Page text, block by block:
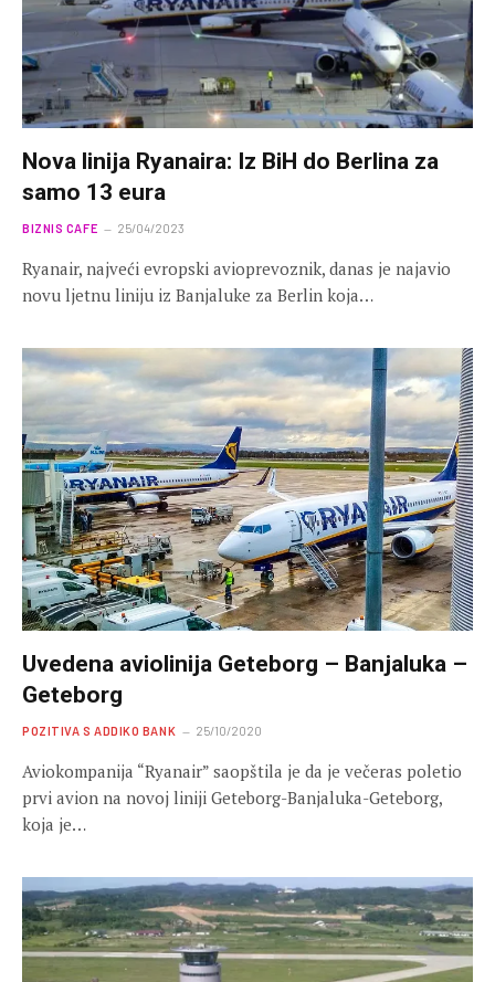
Nova linija Ryanaira: Iz BiH do Berlina za
samo 13 eura
BIZNIS CAFE 25/04/2023
Ryanair, najveći evropski avioprevoznik, danas je najavio
novu ljetnu liniju iz Banjaluke za Berlin koja…
Uvedena aviolinija Geteborg – Banjaluka –
Geteborg
POZITIVA S ADDIKO BANK 25/10/2020
Aviokompanija “Ryanair” saopštila je da je večeras poletio
prvi avion na novoj liniji Geteborg-Banjaluka-Geteborg,
koja je…